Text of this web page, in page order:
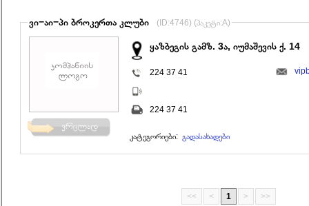
ვი−აი−პი ბროკერთა კლუბი (ID:4746) (პაკეტი:A)
ყაზბეგის გამზ. 3ა, იუმაშევის ქ. 14
224 37 41
224 37 41
კატეგორიები: გადასახადები
<< < 1 > >>